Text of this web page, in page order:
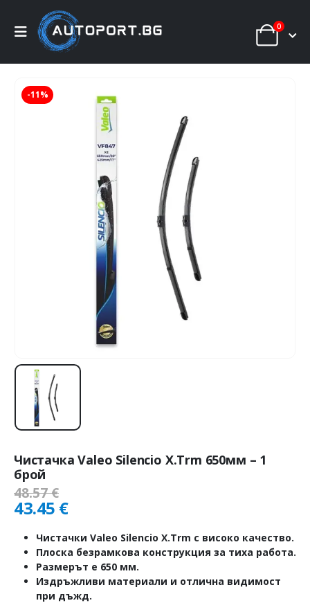
0
-11%
Чистачка Valeo Silencio X.Trm 650мм – 1
брой
48.57€
43.45 €
Чистачки Valeo Silencio X.Trm с високо качество.
Плоска безрамкова конструкция за тиха работа.
Размерът е 650 мм.
Издръжливи материали и отлична видимост
при дъжд.